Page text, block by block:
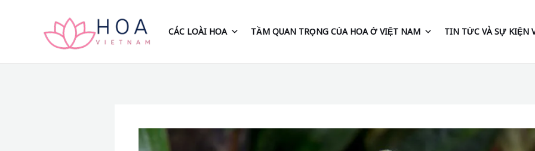
CÁC LOÀI HOA TẦM QUAN TRỌNG CỦA HOA Ở VIỆT NAM TIN TỨC VÀ SỰ KIỆN